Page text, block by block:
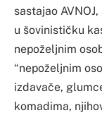
sastajao
u šovinističku
nepoželjnim
“nepoželjnim
izdavače,
komadima,